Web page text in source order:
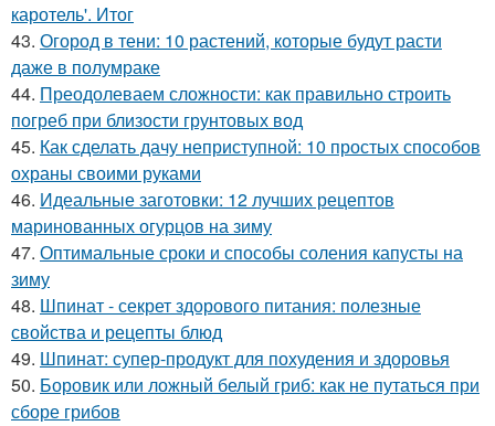
каротель'. Итог
43. Огород в тени: 10 растений, которые будут расти
даже в полумраке
44. Преодолеваем сложности: как правильно строить
погреб при близости грунтовых вод
45. Как сделать дачу неприступной: 10 простых способов
охраны своими руками
46. Идеальные заготовки: 12 лучших рецептов
маринованных огурцов на зиму
47. Оптимальные сроки и способы соления капусты на
зиму
48. Шпинат - секрет здорового питания: полезные
свойства и рецепты блюд
49. Шпинат: супер-продукт для похудения и здоровья
50. Боровик или ложный белый гриб: как не путаться при
сборе грибов